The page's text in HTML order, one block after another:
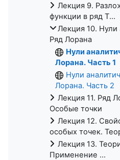
Лекция 9.
функции в ряд Т...
Лекция 10. Нули
Ряд Лорана
Нули
Лорана. Часть 1
Нули
Лорана. Часть 2
Лекция 11. Ряд
Особые точки
Лекция 12.
особых точек.
Лекция 13.
Применение ...